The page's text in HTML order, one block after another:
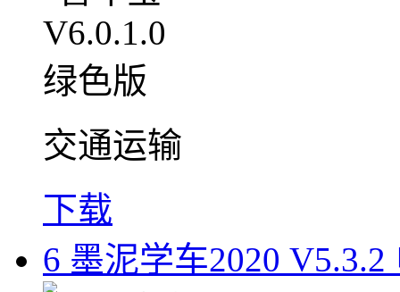
交通运输
下载
6 墨泥学车2020 V5.3.2